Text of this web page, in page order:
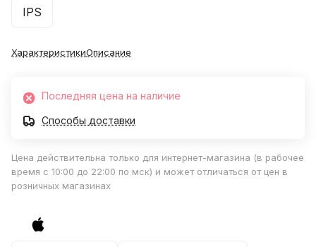
IPS
ХарактеристикиОписание
Последняя цена на наличие
Способы доставки
Цена действительна только для интернет-магазина (в рабочее
время с 10:00 до 22:00 по мск) и может отличаться от цен в
розничных магазинах